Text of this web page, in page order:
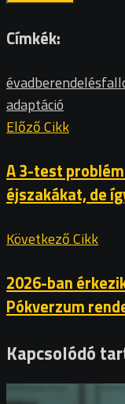
Címkék:
évadberendelés
adaptáció
Előző Cikk
A 3-test
éjszakákat, de
Következő Cikk
2026-ban
Pókverzum
Kapcsolódó